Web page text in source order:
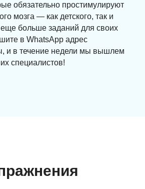
обязательно простимулируют
мозга — как детского, так и
еще больше заданий для своих
в WhatsApp адрес
и в течение недели мы вышлем
специалистов!